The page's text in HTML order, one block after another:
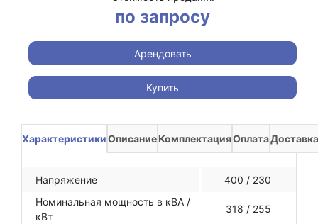
по запросу
Арендовать
Купить
ХарактеристикиОписаниеКомплектацияОплатаДоставка
Напряжение
400 / 230
Номинальная мощность в кВА /
кВт
318 / 255